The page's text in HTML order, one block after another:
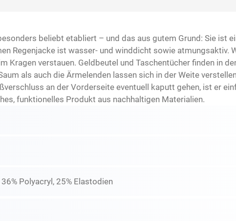
beliebt etabliert – und das aus gutem Grund: Sie ist
Regenjacke ist wasser- und winddicht sowie atmungsaktiv.
Kragen verstauen. Geldbeutel und Taschentücher finden in
als auch die Ärmelenden lassen sich in der Weite
an der Vorderseite eventuell kaputt gehen, ist er
funktionelles Produkt aus nachhaltigen Materialien.
Polyacryl, 25% Elastodien